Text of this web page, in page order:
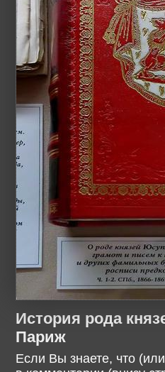
История рода
Париж
Если Вы знаете, что